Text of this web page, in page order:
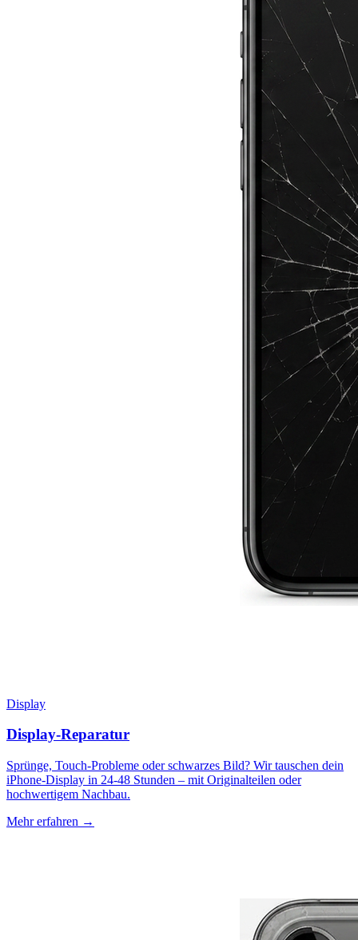
Display
Display-Reparatur
Sprünge, Touch-Probleme oder schwarzes Bild? Wir tauschen dein
iPhone-Display in 24-48 Stunden – mit Originalteilen oder
hochwertigem Nachbau.
Mehr erfahren →